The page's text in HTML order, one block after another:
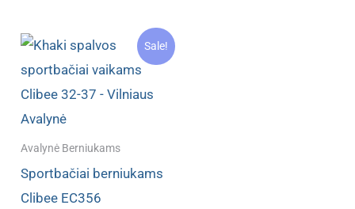
Sale!
Avalynė Berniukams
Sportbačiai berniukams
Clibee EC356